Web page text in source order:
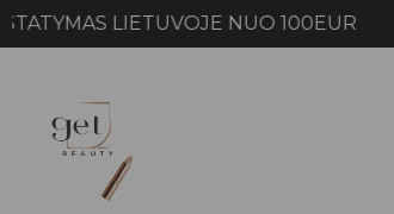
NUO 100EUR